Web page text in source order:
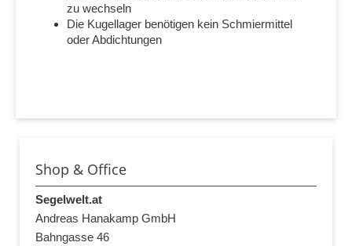
zu wechseln
Die Kugellager benötigen kein Schmiermittel
oder Abdichtungen
Shop & Office
Segelwelt.at
Andreas Hanakamp GmbH
Bahngasse 46